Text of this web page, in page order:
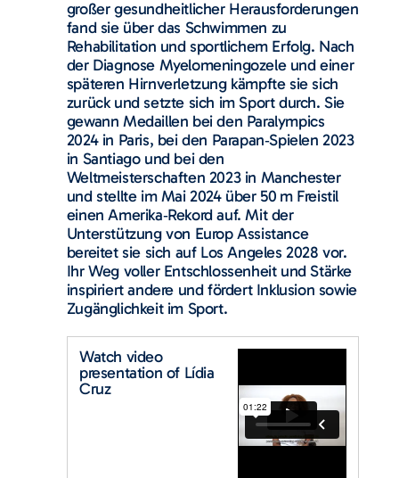
großer gesundheitlicher Herausforderungen
fand sie über das Schwimmen zu
Rehabilitation und sportlichem Erfolg. Nach
der Diagnose Myelomeningozele und einer
späteren Hirnverletzung kämpfte sie sich
zurück und setzte sich im Sport durch. Sie
gewann Medaillen bei den Paralympics
2024 in Paris, bei den Parapan‑Spielen 2023
in Santiago und bei den
Weltmeisterschaften 2023 in Manchester
und stellte im Mai 2024 über 50 m Freistil
einen Amerika‑Rekord auf. Mit der
Unterstützung von Europ Assistance
bereitet sie sich auf Los Angeles 2028 vor.
Ihr Weg voller Entschlossenheit und Stärke
inspiriert andere und fördert Inklusion sowie
Zugänglichkeit im Sport.
Watch video
presentation of Lídia
Cruz